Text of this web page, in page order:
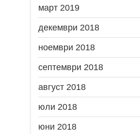
март 2019
декември 2018
ноември 2018
септември 2018
август 2018
юли 2018
юни 2018